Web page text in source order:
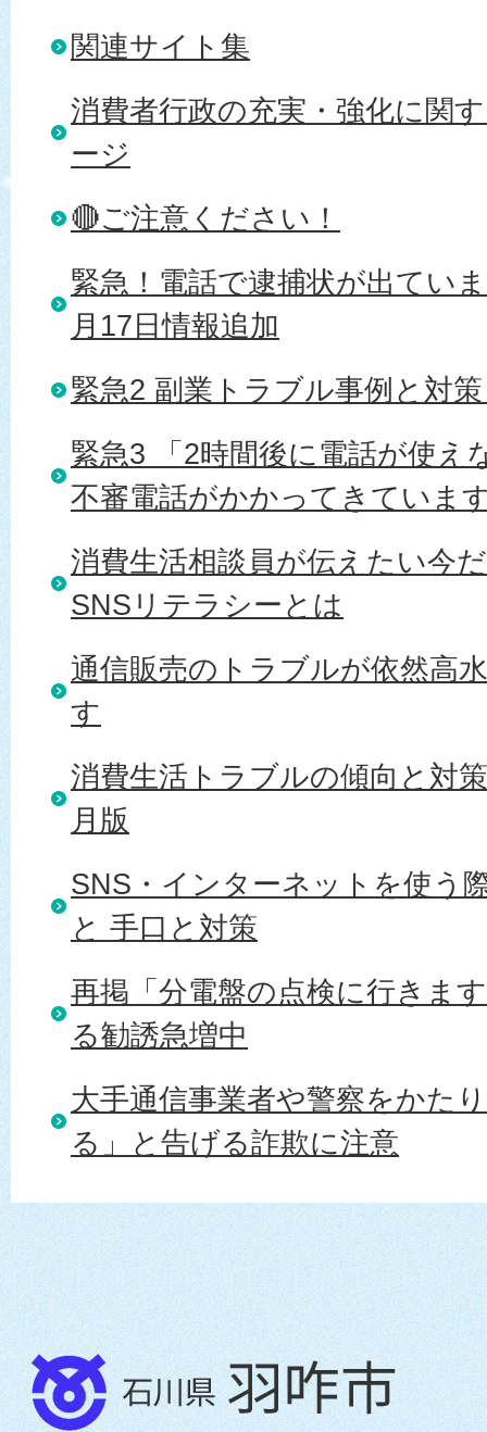
関連サイト集
消費者行政の充実・強化に関
ージ
🔴ご注意ください！
緊急！電話で逮捕状が出てい
月17日情報追加
緊急2 副業トラブル事例と対
緊急3 「2時間後に電話が使え
不審電話がかかってきていま
消費生活相談員が伝えたい今
SNSリテラシーとは
通信販売のトラブルが依然高
す
消費生活トラブルの傾向と対
月版
SNS・インターネットを使う
と 手口と対策
再掲「分電盤の点検に行きま
る勧誘急増中
大手通信事業者や警察をかた
る」と告げる詐欺に注意